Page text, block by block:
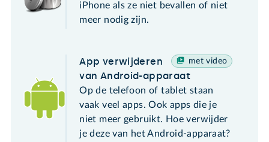
iPhone als ze niet bevallen of niet
meer nodig zijn.
met video
App verwijderen
van Android-apparaat
Op de telefoon of tablet staan
vaak veel apps. Ook apps die je
niet meer gebruikt. Hoe verwijder
je deze van het Android-apparaat?